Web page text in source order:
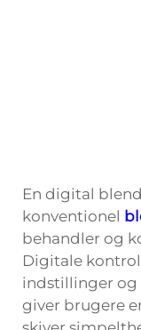
En digital
konventionel
behandler og
Digitale
indstillinger og
giver brugere